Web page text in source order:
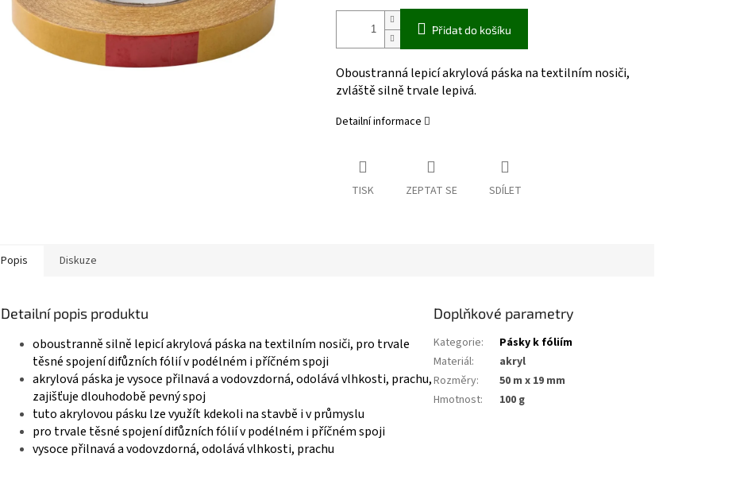
Přidat do košíku
Oboustranná lepicí akrylová páska na textilním nosiči,
zvláště silně trvale lepivá.
Detailní informace
TISK ZEPTAT SE SDÍLET
Popis Diskuze
Detailní popis produktu
oboustranně silně lepicí akrylová páska na textilním nosiči, pro trvale
těsné spojení difůzních fólií v podélném i příčném spoji
akrylová páska je vysoce přilnavá a vodovzdorná, odolává vlhkosti, prachu,
zajišťuje dlouhodobě pevný spoj
tuto akrylovou pásku lze využít kdekoli na stavbě i v průmyslu
pro trvale těsné spojení difůzních fólií v podélném i příčném spoji
vysoce přilnavá a vodovzdorná, odolává vlhkosti, prachu
Doplňkové parametry
Kategorie:
Pásky k fóliím
Materiál:
akryl
Rozměry:
50 m x 19 mm
Hmotnost: 100 g